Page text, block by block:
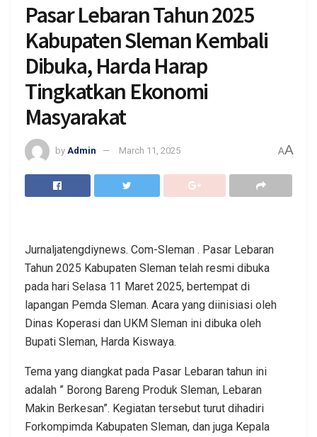
Pasar Lebaran Tahun 2025
Kabupaten Sleman Kembali
Dibuka, Harda Harap
Tingkatkan Ekonomi
Masyarakat
by Admin March 11, 2025 AA
Jurnaljatengdiynews. Com-Sleman . Pasar Lebaran
Tahun 2025 Kabupaten Sleman telah resmi dibuka
pada hari Selasa 11 Maret 2025, bertempat di
lapangan Pemda Sleman. Acara yang diinisiasi oleh
Dinas Koperasi dan UKM Sleman ini dibuka oleh
Bupati Sleman, Harda Kiswaya.
Tema yang diangkat pada Pasar Lebaran tahun ini
adalah ” Borong Bareng Produk Sleman, Lebaran
Makin Berkesan”. Kegiatan tersebut turut dihadiri
Forkompimda Kabupaten Sleman, dan juga Kepala